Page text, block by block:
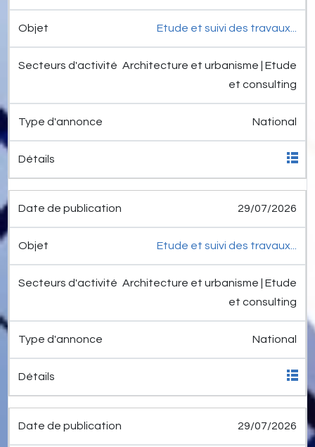
Etude et suivi des travaux...
Architecture et urbanisme | Etude
et consulting
National
29/07/2026
Etude et suivi des travaux...
Architecture et urbanisme | Etude
et consulting
National
29/07/2026